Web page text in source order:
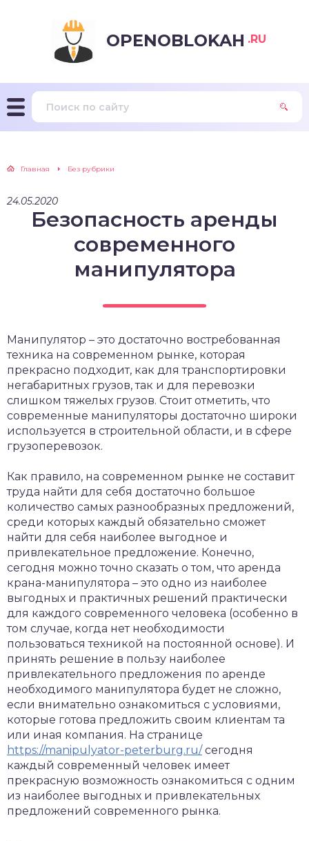
OPENOBLOKAH .RU
Главная Без рубрики
24.05.2020
Безопасность аренды
современного
манипулятора
Манипулятор – это достаточно востребованная
техника на современном рынке, которая
прекрасно подходит, как для транспортировки
негабаритных грузов, так и для перевозки
слишком тяжелых грузов. Стоит отметить, что
современные манипуляторы достаточно широки
используется в строительной области, и в сфере
грузоперевозок.
Как правило, на современном рынке не составит
труда найти для себя достаточно большое
количество самых разнообразных предложений,
среди которых каждый обязательно сможет
найти для себя наиболее выгодное и
привлекательное предложение. Конечно,
сегодня можно точно сказать о том, что аренда
крана-манипулятора – это одно из наиболее
выгодных и практичных решений практически
для каждого современного человека (особенно в
том случае, когда нет необходимости
пользоваться техникой на постоянной основе). И
принять решение в пользу наиболее
привлекательного предложения по аренде
необходимого манипулятора будет не сложно,
если внимательно ознакомиться с условиями,
которые готова предложить своим клиентам та
или иная компания. На странице
https://manipulyator-peterburg.ru/сегодня
каждый современный человек имеет
прекрасную возможность ознакомиться с одним
из наиболее выгодных и привлекательных
предложений современного рынка.